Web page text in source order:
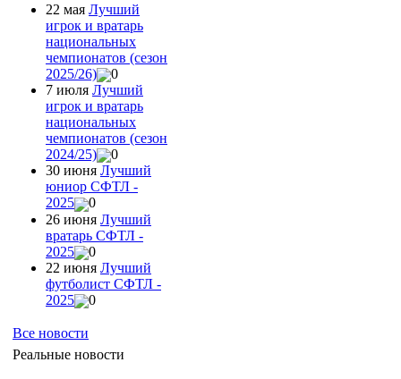
22 мая Лучший
игрок и вратарь
национальных
чемпионатов (сезон
2025/26)
0
7 июля Лучший
игрок и вратарь
национальных
чемпионатов (сезон
2024/25)
0
30 июня Лучший
юниор СФТЛ -
2025
0
26 июня Лучший
вратарь СФТЛ -
2025
0
22 июня Лучший
футболист СФТЛ -
2025
0
Все новости
Реальные новости